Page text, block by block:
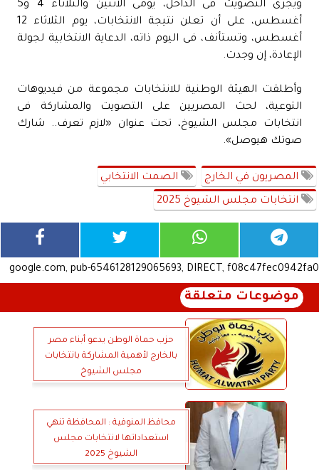
ويجرى التصويت فى الداخل، يومى الاثنين والثلاثاء 4 و5
أغسطس، على أن تعلن نتيجة الانتخابات، يوم الثلاثاء 12
أغسطس، وتستأنف، فى اليوم ذاته، الدعاية الانتخابية لجولة
الإعادة، إن وجدت.
وأطلقت الهيئة الوطنية للانتخابات مجموعة من فيديوهات
التوعية، لحث المصريين على التصويت والمشاركة فى
انتخابات مجلس الشيوخ، تحت عنوان «لازم تعرف.. شارك
صوتك هيوصل».
المصريون في الخارج الصمت الانتخابي
انتخابات مجلس الشيوخ 2025
google.com, pub-6546128129065693, DIRECT, f08c47fec0942fa0
موضوعات متعلقة
حزب حماة الوطن يدعو أبناء مصر
بالخارج لأهمية المشاركة بانتخابات
مجلس الشيوخ
️محافظ المنوفية : المحافظة تنهي
استعداداتها لانتخابات مجلس
الشيوخ 2025